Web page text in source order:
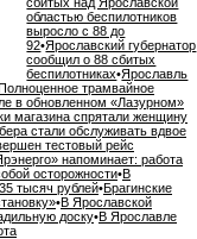
областью беспилотников
выросло с 88 до
92•Ярославский губернатор
сообщил о 88 сбитых
беспилотниках•Ярославль
трамвайное
в обновленном «Лазурном»
магазина спрятали женщину
стали обслуживать вдвое
тестовый рейс
напоминает: работа
осторожности•В
тысяч рублей•Брагинские
•В Ярославской
доску•В Ярославле